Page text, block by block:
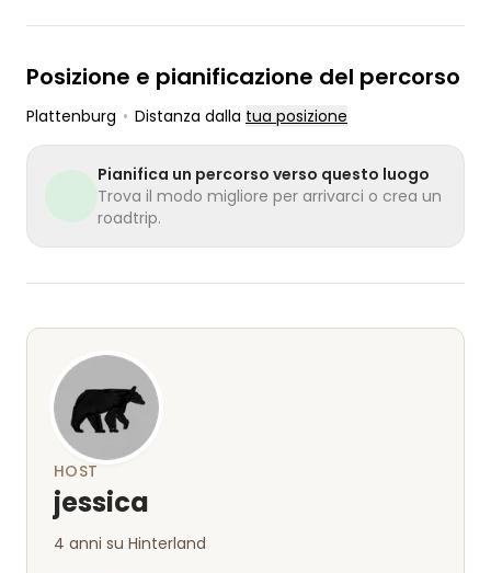
Posizione e pianificazione del percorso
Plattenburg • Distanza dalla tua posizione
Pianifica un percorso verso questo luogo
Trova il modo migliore per arrivarci o crea un
roadtrip.
HOST
jessica
4 anni su Hinterland